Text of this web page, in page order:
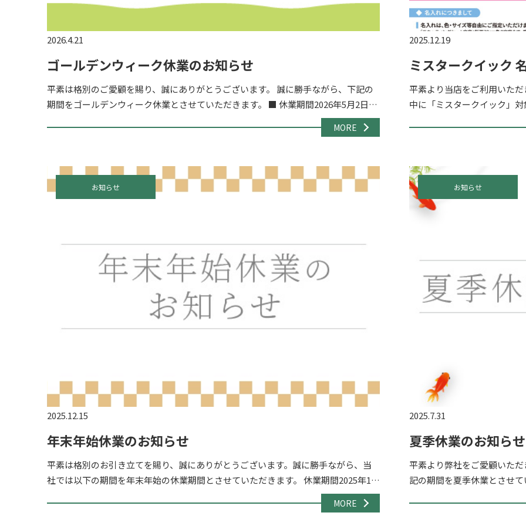
2026.4.21
ゴールデンウィーク休業のお知らせ
平素は格別のご愛顧を賜り、誠にありがとうございます。 誠に勝手ながら、下記の
期間をゴールデンウィーク休業とさせていただきます。 ■ 休業期間2026年5月2日
MORE
2025.12.19
ミスタークイック
平素より当店をご利用いた
中に「ミスタークイック」
2025.12.15
年末年始休業のお知らせ
平素は格別のお引き立てを賜り、誠にありがとうございます。誠に勝手ながら、当
社では以下の期間を年末年始の休業期間とさせていただきます。 休業期間2025年12
お知らせ
MORE
2025.7.31
夏季休業のお知らせ
平素より弊社をご愛顧いた
記の期間を夏季休業とさせ
お知らせ